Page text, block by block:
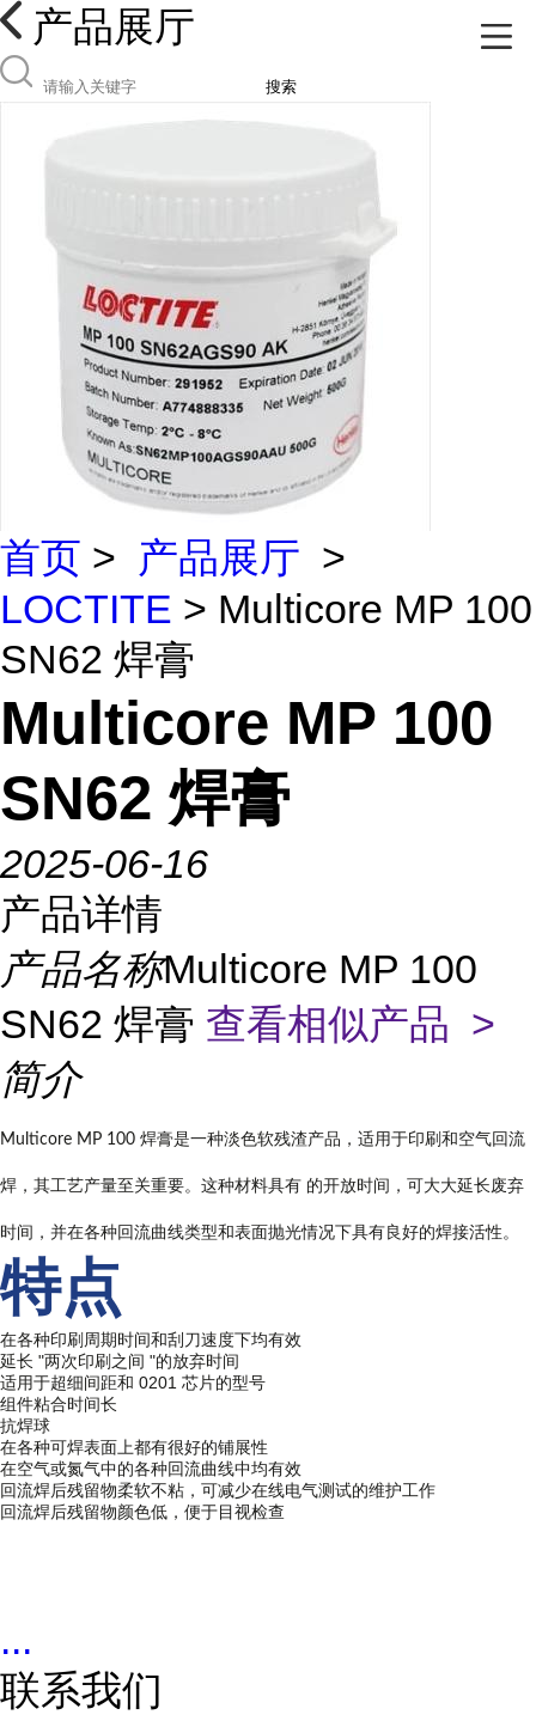
产品展厅
搜索
首页 > 产品展厅 >
LOCTITE > Multicore MP 100
SN62 焊膏
Multicore MP 100
SN62 焊膏
2025-06-16
产品详情
产品名称Multicore MP 100
SN62 焊膏 查看相似产品 >
简介
Multicore MP 100 焊膏是一种淡色软残渣产品，适用于印刷和空气回流
焊，其工艺产量至关重要。这种材料具有 的开放时间，可大大延长废弃
时间，并在各种回流曲线类型和表面抛光情况下具有良好的焊接活性。
特点
在各种印刷周期时间和刮刀速度下均有效
延长 "两次印刷之间 "的放弃时间
适用于超细间距和 0201 芯片的型号
组件粘合时间长
抗焊球
在各种可焊表面上都有很好的铺展性
在空气或氮气中的各种回流曲线中均有效
回流焊后残留物柔软不粘，可减少在线电气测试的维护工作
回流焊后残留物颜色低，便于目视检查
...
联系我们